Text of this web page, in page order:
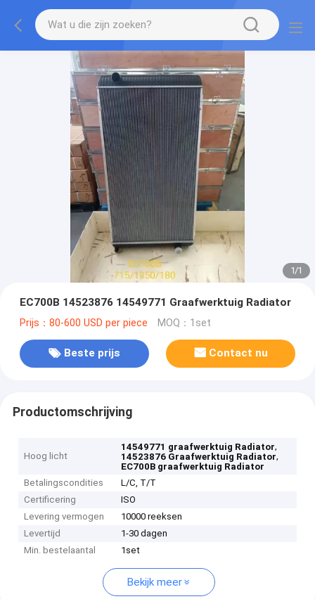
1/1
EC700B 14523876 14549771 Graafwerktuig Radiator
Prijs：80-600 USD per piece MOQ：1set
Beste prijs Contact nu
Productomschrijving
Hoog licht
14549771 graafwerktuig Radiator,
14523876 Graafwerktuig Radiator,
EC700B graafwerktuig Radiator
Betalingscondities
L/C, T/T
Certificering
ISO
Levering vermogen
10000 reeksen
Levertijd
1-30 dagen
Min. bestelaantal
1set
Bekijk meer